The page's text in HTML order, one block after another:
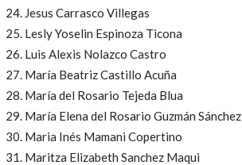
Jesus Carrasco Villegas
Lesly Yoselin Espinoza Ticona
Luis Alexis Nolazco Castro
María Beatriz Castillo Acuña
María del Rosario Tejeda Blua
María Elena del Rosario Guzmán Sánchez
Maria Inés Mamani Copertino
Maritza Elizabeth Sanchez Maqui